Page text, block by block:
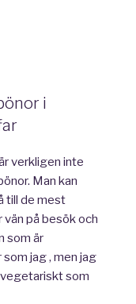
i
verkligen inte
Man kan
till de mest
vän på besök och
som är
jag , men jag
som